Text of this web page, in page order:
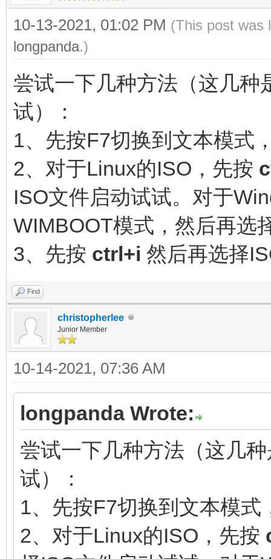
10-13-2021, 01:02 PM (This post was
longpanda.)
尝试一下几种方法（这几种
试）：
1、先按F7切换到文本模式
2、对于Linux的ISO，先按
ISO文件启动试试。对于
WIMBOOT模式，然后再选
3、先按 ctrl+i 然后再选择
Find
christopherlee
Junior Member
10-14-2021, 07:36 AM
longpanda Wrote:
尝试一下几种方法（这几
试）：
1、先按F7切换到文本模
2、对于Linux的ISO，先按